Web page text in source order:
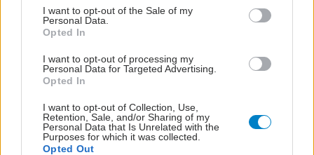
consent section.
I want to opt-out of the Sale of my
Personal Data.
Opted In
I want to opt-out of processing my
Personal Data for Targeted Advertising.
Opted In
I want to opt-out of Collection, Use,
Retention, Sale, and/or Sharing of my
Personal Data that Is Unrelated with the
Purposes for which it was collected.
Opted Out